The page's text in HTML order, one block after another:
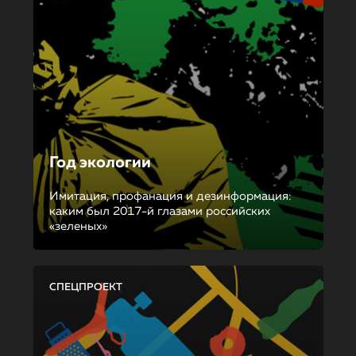
Год экологии
Имитация, профанация и дезинформация:
каким был 2017-й глазами российских
«зеленых»
СПЕЦПРОЕКТ